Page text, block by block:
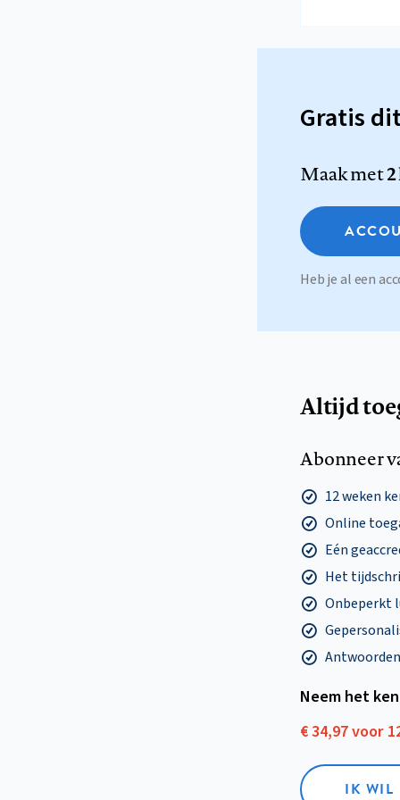
Gratis
Maak met
Heb je al een
Altijd
Abonneer
12 weken
Online
Eén
Het
Onbeperkt
Neem het
€ 34,97 voor
IK WIL